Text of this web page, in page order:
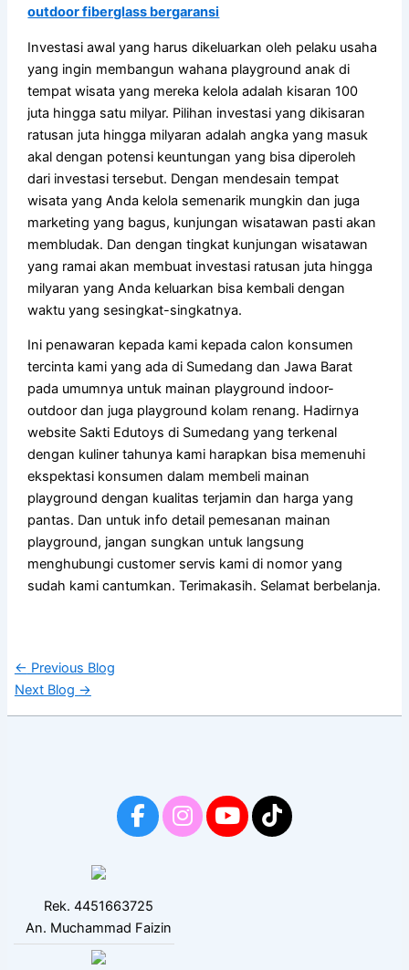
outdoor fiberglass bergaransi
Investasi awal yang harus dikeluarkan oleh pelaku usaha
yang ingin membangun wahana playground anak di
tempat wisata yang mereka kelola adalah kisaran 100
juta hingga satu milyar. Pilihan investasi yang dikisaran
ratusan juta hingga milyaran adalah angka yang masuk
akal dengan potensi keuntungan yang bisa diperoleh
dari investasi tersebut. Dengan mendesain tempat
wisata yang Anda kelola semenarik mungkin dan juga
marketing yang bagus, kunjungan wisatawan pasti akan
membludak. Dan dengan tingkat kunjungan wisatawan
yang ramai akan membuat investasi ratusan juta hingga
milyaran yang Anda keluarkan bisa kembali dengan
waktu yang sesingkat-singkatnya.
Ini penawaran kepada kami kepada calon konsumen
tercinta kami yang ada di Sumedang dan Jawa Barat
pada umumnya untuk mainan playground indoor-
outdoor dan juga playground kolam renang. Hadirnya
website Sakti Edutoys di Sumedang yang terkenal
dengan kuliner tahunya kami harapkan bisa memenuhi
ekspektasi konsumen dalam membeli mainan
playground dengan kualitas terjamin dan harga yang
pantas. Dan untuk info detail pemesanan mainan
playground, jangan sungkan untuk langsung
menghubungi customer servis kami di nomor yang
sudah kami cantumkan. Terimakasih. Selamat berbelanja.
← Previous Blog
Next Blog →
Rek. 4451663725
An. Muchammad Faizin